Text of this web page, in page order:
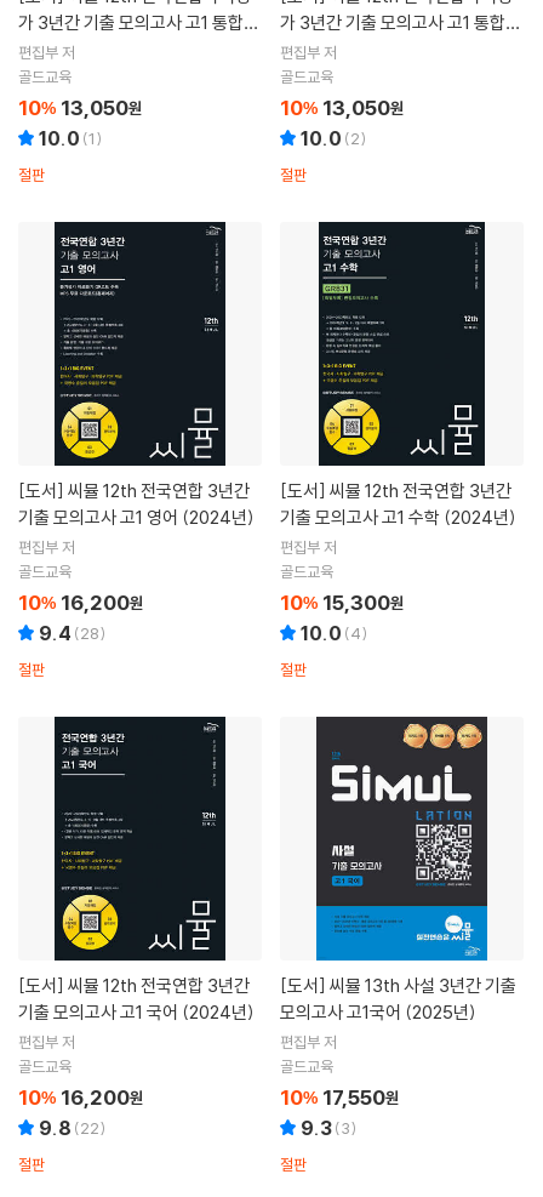
가 3년간 기출 모의고사 고1 통합사
회 (2024년)
편집부 저
골드교육
10% 13,050원
10.0 (1)
절판
가 3년간 기출 모의고사 고1 통합과
학 (2024년)
편집부 저
골드교육
10% 13,050원
10.0 (2)
절판
[도서]
기출 모의고사 고1 영어 (2024년)
편집부 저
골드교육
10% 16,200원
9.4 (28)
절판
[도서]
기출 모의고사 고1 수학 (2024년)
편집부 저
골드교육
10% 15,300원
10.0 (4)
절판
[도서]
기출 모의고사 고1 국어 (2024년)
편집부 저
골드교육
10% 16,200원
9.8 (22)
절판
[도서]
모의고사 고1국어 (2025년)
편집부 저
골드교육
10% 17,550원
9.3(3)
절판